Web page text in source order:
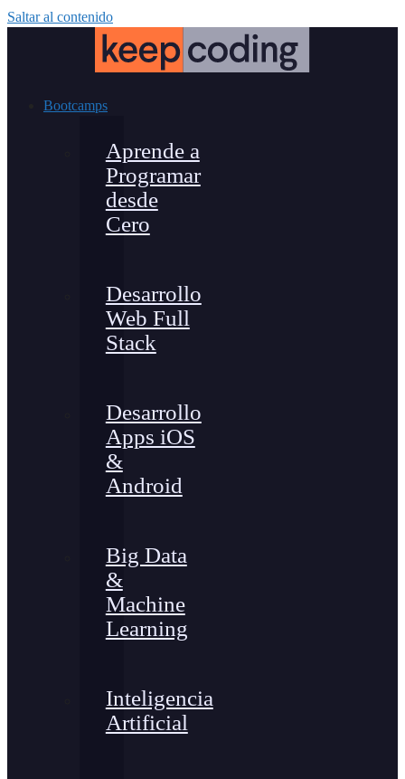
Saltar al contenido
Bootcamps
Aprende a
Programar
desde
Cero
Desarrollo
Web Full
Stack
Desarrollo
Apps iOS
&
Android
Big Data
&
Machine
Learning
Inteligencia
Artificial